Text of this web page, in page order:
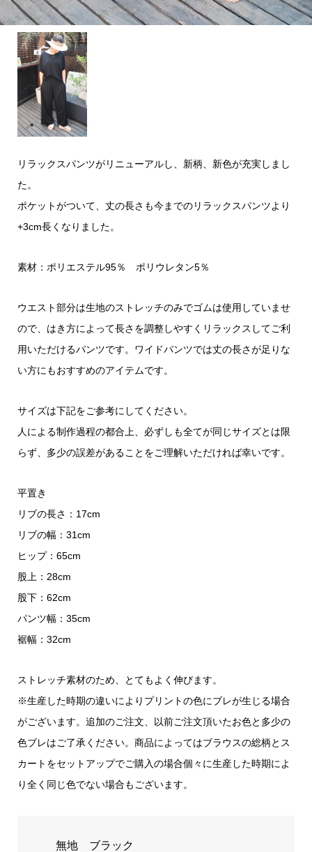
リラックスパンツがリニューアルし、新柄、新色が充実しまし
た。
ポケットがついて、丈の長さも今までのリラックスパンツより
+3cm長くなりました。
素材：ポリエステル95％ ポリウレタン5％
ウエスト部分は生地のストレッチのみでゴムは使用していませ
ので、はき方によって長さを調整しやすくリラックスしてご利
用いただけるパンツです。ワイドパンツでは丈の長さが足りな
い方にもおすすめのアイテムです。
サイズは下記をご参考にしてください。
人による制作過程の都合上、必ずしも全てが同じサイズとは限
らず、多少の誤差があることをご理解いただければ幸いです。
平置き
リブの長さ：17cm
リブの幅：31cm
ヒップ：65cm
股上：28cm
股下：62cm
パンツ幅：35cm
裾幅：32cm
ストレッチ素材のため、とてもよく伸びます。
※生産した時期の違いによりプリントの色にブレが生じる場合
がございます。追加のご注文、以前ご注文頂いたお色と多少の
色ブレはご了承ください。商品によってはブラウスの総柄とス
カートをセットアップでご購入の場合個々に生産した時期によ
り全く同じ色でない場合もございます。
無地 ブラック